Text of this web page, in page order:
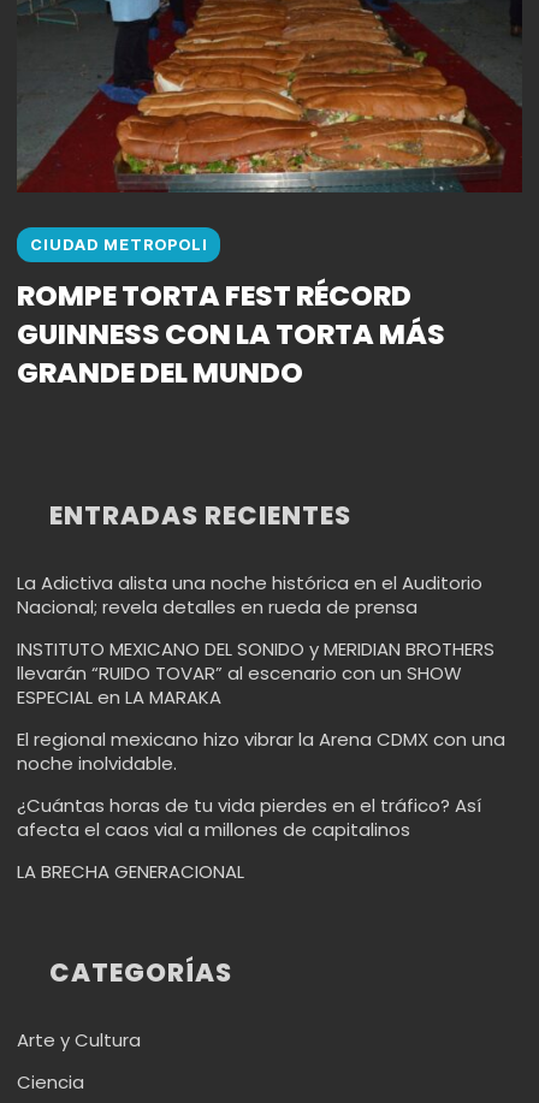
CIUDAD METROPOLI
ROMPE TORTA FEST RÉCORD
GUINNESS CON LA TORTA MÁS
GRANDE DEL MUNDO
ENTRADAS RECIENTES
La Adictiva alista una noche histórica en el Auditorio
Nacional; revela detalles en rueda de prensa
INSTITUTO MEXICANO DEL SONIDO y MERIDIAN BROTHERS
llevarán “RUIDO TOVAR” al escenario con un SHOW
ESPECIAL en LA MARAKA
El regional mexicano hizo vibrar la Arena CDMX con una
noche inolvidable.
¿Cuántas horas de tu vida pierdes en el tráfico? Así
afecta el caos vial a millones de capitalinos
LA BRECHA GENERACIONAL
CATEGORÍAS
Arte y Cultura
Ciencia